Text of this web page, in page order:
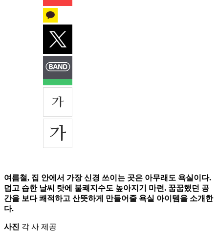
여름철, 집 안에서 가장 신경 쓰이는 곳은 아무래도 욕실이다.
덥고 습한 날씨 탓에 불쾌지수도 높아지기 마련. 꿉꿉했던 공
간을 보다 쾌적하고 산뜻하게 만들어줄 욕실 아이템을 소개한
다.
사진 각 사 제공